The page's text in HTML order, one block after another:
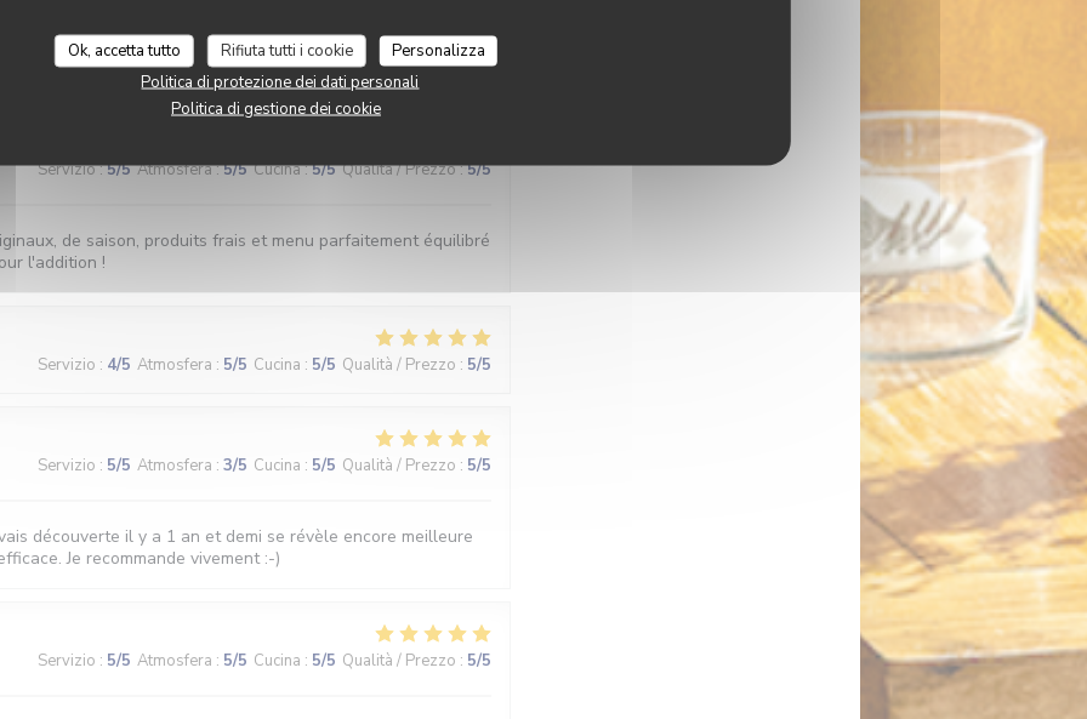
Ok, accetta tutto Rifiuta tutti i cookie
Personalizza
Politica di protezione dei dati personali
Politica di gestione dei cookie
accueil chaleureux, cadre très agréable face au canal et prix
Servizio:5/5 Atmosfera:5/5 Cucina:5/5 Qualità / Prezzo:5/5
de saison, produits frais et menu parfaitement équilibré
l'addition !
Servizio : 4/5 Atmosfera : 5/5 Cucina : 5/5 Qualità / Prezzo : 5/5
Servizio : 5/5 Atmosfera : 3/5 Cucina : 5/5 Qualità / Prezzo : 5/5
découverte il y a 1 an et demi se révèle encore meilleure
Je recommande vivement :-)
Servizio : 5/5 Atmosfera : 5/5 Cucina : 5/5 Qualità / Prezzo : 5/5